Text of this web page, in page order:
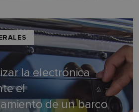
la electrónica
el
de un barco